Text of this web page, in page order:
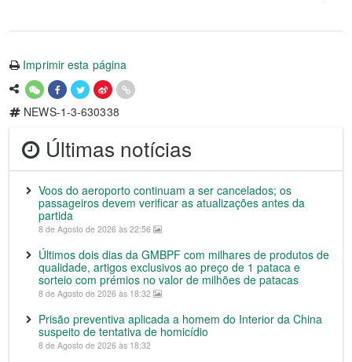
Imprimir esta página
NEWS-1-3-630338
Últimas notícias
Voos do aeroporto continuam a ser cancelados; os
passageiros devem verificar as atualizações antes da
partida
8 de Agosto de 2026 às 22:56
Últimos dois dias da GMBPF com milhares de produtos de
qualidade, artigos exclusivos ao preço de 1 pataca e
sorteio com prémios no valor de milhões de patacas
8 de Agosto de 2026 às 18:32
Prisão preventiva aplicada a homem do Interior da China
suspeito de tentativa de homicídio
8 de Agosto de 2026 às 18:32